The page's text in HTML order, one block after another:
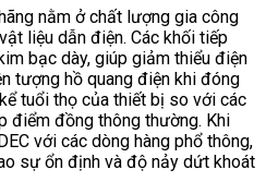
nằm ở chất lượng gia công
liệu dẫn điện. Các khối tiếp
bạc dày, giúp giảm thiểu điện
tượng hồ quang điện khi đóng
tuổi thọ của thiết bị so với các
điểm đồng thông thường. Khi
với các dòng hàng phổ thông,
sự ổn định và độ nảy dứt khoát